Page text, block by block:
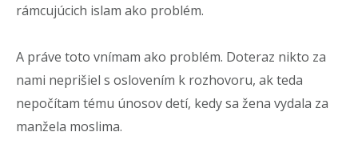
rámcujúcich islam ako problém.
A práve toto vnímam ako problém. Doteraz nikto za
nami neprišiel s oslovením k rozhovoru, ak teda
nepočítam tému únosov detí, kedy sa žena vydala za
manžela moslima.